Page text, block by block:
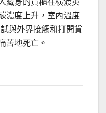
濃度上升，室內溫度
與外界接觸和打開貨
苦地死亡。